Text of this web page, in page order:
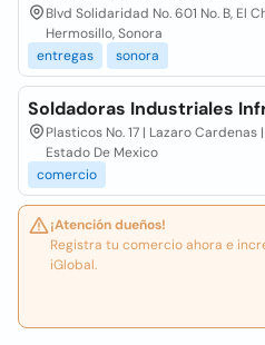
Blvd Solidaridad No. 601 No. B, El
Hermosillo, Sonora
entregas
sonora
Soldadoras Industriales
Plasticos No. 17 | Lazaro
Estado De Mexico
comercio
¡Atención dueños!
Registra tu comercio ahora e
iGlobal.